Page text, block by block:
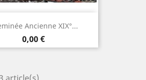
Ancienne XIX°...
Prix
0,00 €